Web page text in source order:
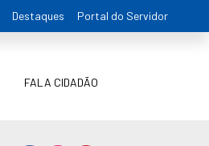
Destaques Portal do Servidor
FALA CIDADÃO